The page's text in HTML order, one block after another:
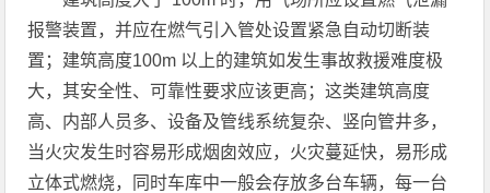
报警装置，并应在燃气引入管处设置紧急自动切断装
置；建筑高度100m 以上的建筑如发生事故救援难度极
大，其安全性、可靠性要求应该更高；这类建筑高度
高、内部人员多、设备及管线系统复杂、竖向管井多，
当火灾发生时容易形成烟囱效应，火灾蔓延快，易形成
立体式燃烧，同时车库中一般会存放多台车辆，每一台